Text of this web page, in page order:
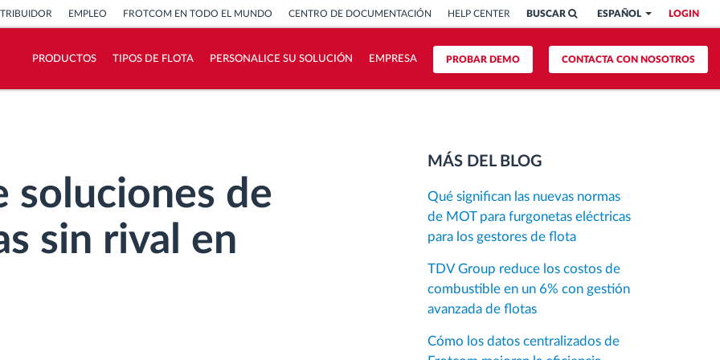
LOGIN
ESPAÑOL
BUSCAR
EMPLEO FROTCOM EN TODO EL MUNDO CENTRO DE DOCUMENTACIÓN HELP CENTER
CONTACTA CON NOSOTROS
PROBAR DEMO
PRODUCTOS TIPOS DE FLOTA PERSONALICE SU SOLUCIÓN EMPRESA
soluciones de
sin rival en
MÁS DEL BLOG
Qué significan las nuevas normas
de MOT para furgonetas eléctricas
para los gestores de flota
TDV Group reduce los costos de
combustible en un 6% con gestión
avanzada de flotas
Cómo los datos centralizados de